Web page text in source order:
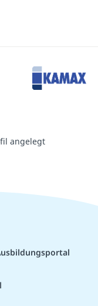
angelegt